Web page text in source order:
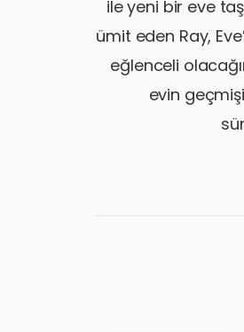
ile yeni bir eve
ümit eden Ray,
eğlenceli
evin